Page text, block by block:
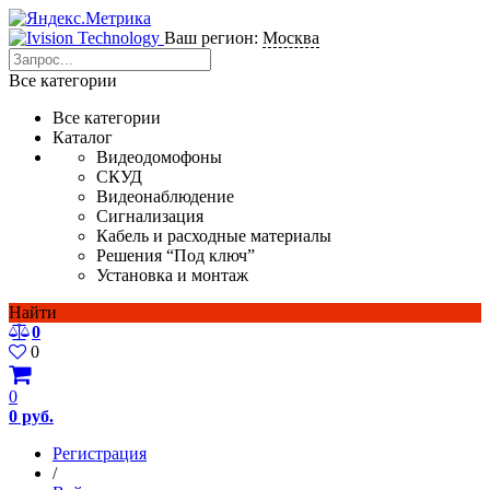
Ваш регион: Москва
Все категории
Все категории
Каталог
Видеодомофоны
СКУД
Видеонаблюдение
Сигнализация
Кабель и расходные материалы
Решения “Под ключ”
Установка и монтаж
Найти
0
0
0
0 руб.
Регистрация
/